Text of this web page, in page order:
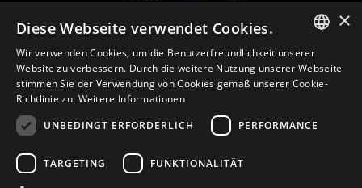
Deutsch (Deutschland)
ITALIAN
ENGLISH
×
Diese Webseite verwendet Cookies.
Wir verwenden Cookies, um die Benutzerfreundlichkeit unserer
Website zu verbessern. Durch die weitere Nutzung unserer Webseite
stimmen Sie der Verwendung von Cookies gemäß unserer Cookie-
Richtlinie zu. Weitere Informationen
UNBEDINGT ERFORDERLICH
PERFORMANCE
TARGETING FUNKTIONALITÄT